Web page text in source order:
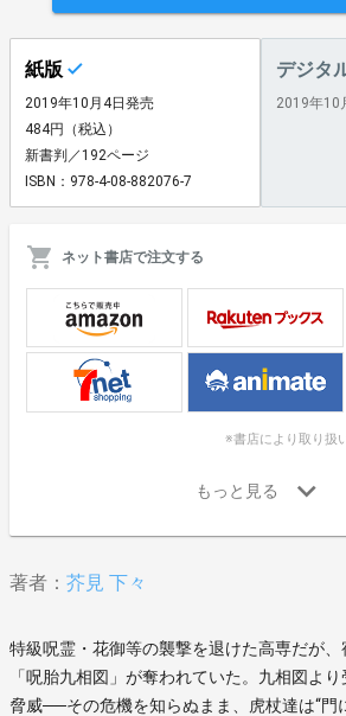
紙版
2019年10月4日発売
484円（税込）
新書判／192ページ
ISBN：978-4-08-882076-7
デジタ
2019年10
ネット書店で注文する
※書店により取り扱
著者： 芥見 下々
特級呪霊・花御等の襲撃を退けた高専だが
「呪胎九相図」が奪われていた。九相図よ
脅威──その危機を知らぬまま、虎杖達は“門